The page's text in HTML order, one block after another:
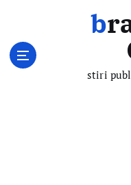
brandINF
stiri